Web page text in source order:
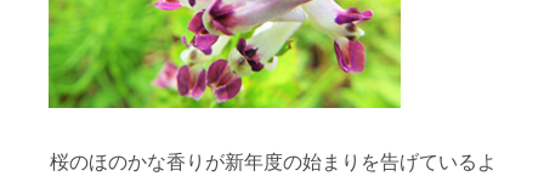
桜のほのかな香りが新年度の始まりを告げているよ